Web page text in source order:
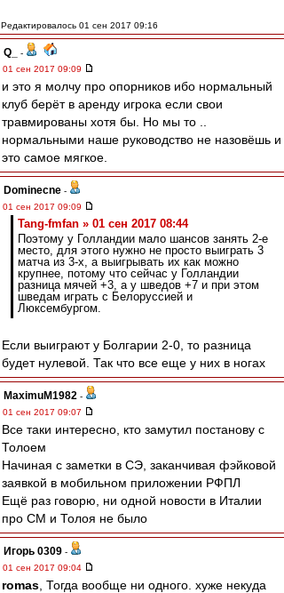
Редактировалось 01 сен 2017 09:16
Q_
-
01 сен 2017 09:09
и это я молчу про опорников ибо нормальный
клуб берёт в аренду игрока если свои
травмированы хотя бы. Но мы то ..
нормальными наше руководство не назовёшь и
это самое мягкое.
Dominecne -
01 сен 2017 09:09
Tang-fmfan » 01 сен 2017 08:44
Поэтому у Голландии мало шансов занять 2-е
место, для этого нужно не просто выиграть 3
матча из 3-х, а выигрывать их как можно
крупнее, потому что сейчас у Голландии
разница мячей +3, а у шведов +7 и при этом
шведам играть с Белоруссией и
Люксембургом.
Если выиграют у Болгарии 2-0, то разница
будет нулевой. Так что все еще у них в ногах
MaximuM1982 -
01 сен 2017 09:07
Все таки интересно, кто замутил постанову с
Толоем
Начиная с заметки в СЭ, заканчивая фэйковой
заявкой в мобильном приложении РФПЛ
Ещё раз говорю, ни одной новости в Италии
про СМ и Толоя не было
Игорь 0309 -
01 сен 2017 09:04
romas , Тогда вообще ни одного. хуже некуда